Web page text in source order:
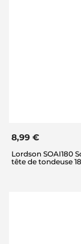
8,99 €
Lordson SOAI180
tête de tondeuse